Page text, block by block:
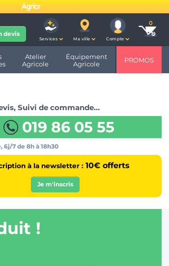
devis
Services Ma ville Compte
Atelier
Agricole
Équipement
Agricole
PROMOS
Suivi de commande…
019 86 05 55
6j/7 de 8h à 18h30
à la newsletter : 10€ offerts
Je m'inscris
!